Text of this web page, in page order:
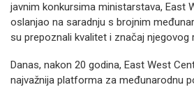
javnim konkursima ministarstava, East
oslanjao na saradnju s brojnim
su prepoznali kvalitet i značaj njegovog
Danas, nakon 20 godina, East West
najvažnija platforma za međunarodnu